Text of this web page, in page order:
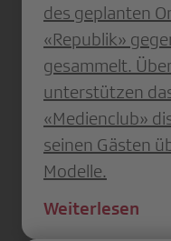
des geplanten
«Republik»
gesammelt.
unterstützen
«Medienclub»
seinen Gästen
Modelle.
Weiterlesen